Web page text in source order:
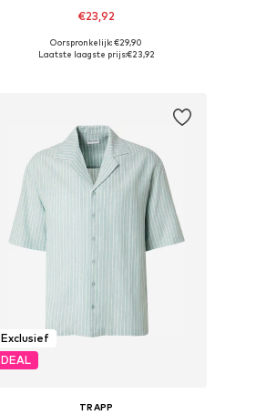
€23,92
Beschikbare maten: S, M, L, XL
Oorspronkelijk: €29,90
Laatste laagste prijs:€23,92
Exclusief
DEAL
TRAPP